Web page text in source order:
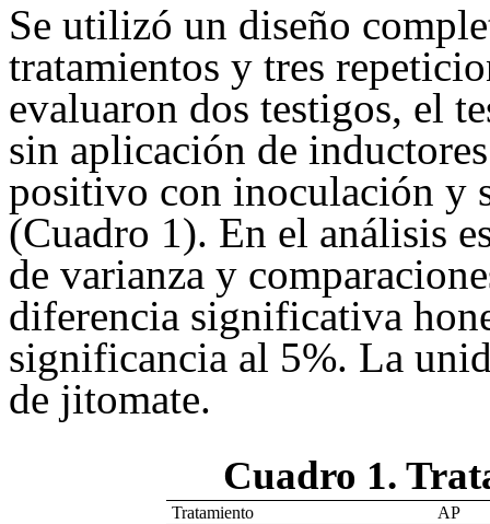
Se utilizó un diseño
tratamientos y tres
evaluaron dos testigos, el
sin aplicación de
positivo con inoculación y
(Cuadro 1). En el análisis
de varianza y
diferencia significativa
significancia al 5%. La
de jitomate.
Cuadro 1.
Tratamiento
AP